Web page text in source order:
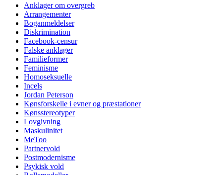
Anklager om overgreb
Arrangementer
Boganmeldelser
Diskrimination
Facebook-censur
Falske anklager
Familieformer
Feminisme
Homoseksuelle
Incels
Jordan Peterson
Kønsforskelle i evner og præstationer
Kønsstereotyper
Lovgivning
Maskulinitet
MeToo
Partnervold
Postmodernisme
Psykisk vold